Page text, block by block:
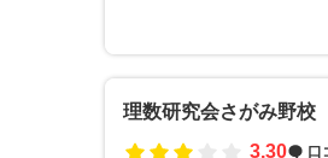
理数研究会さがみ野校
3.30
口